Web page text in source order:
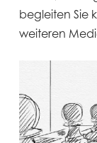
begleiten Sie
weiteren